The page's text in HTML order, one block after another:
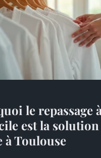
le repassage à
est la solution
à Toulouse